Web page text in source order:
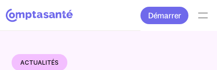
Démarrer
ACTUALITÉS